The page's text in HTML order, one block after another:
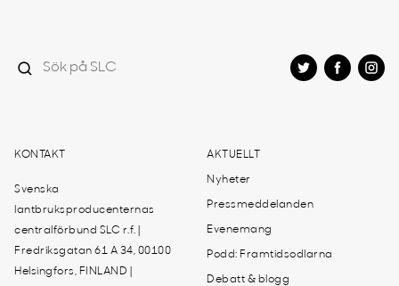
KONTAKT
Svenska
lantbruksproducenternas
centralförbund SLC r.f. |
Fredriksgatan 61 A 34, 00100
Helsingfors, FINLAND |
AKTUELLT
Nyheter
Pressmeddelanden
Evenemang
Podd: Framtidsodlarna
Debatt & blogg